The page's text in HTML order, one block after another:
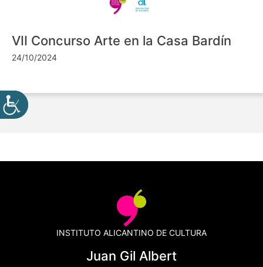
VII Concurso Arte en la Casa Bardín
24/10/2024
INSTITUTO ALICANTINO DE CULTURA
Juan Gil Albert